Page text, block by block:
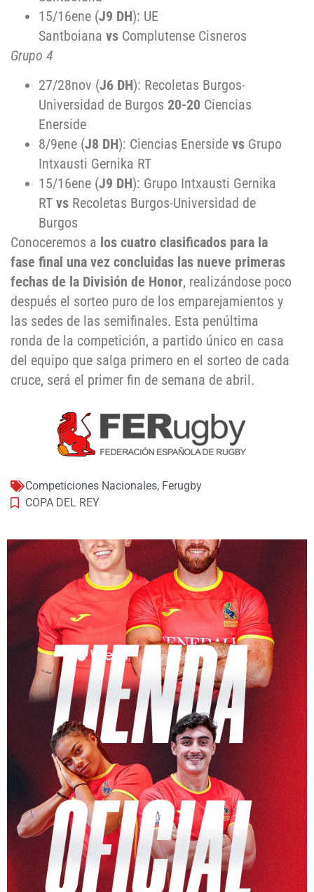
15/16ene (J9 DH): UE
Santboiana vs Complutense Cisneros
Grupo 4
27/28nov (J6 DH): Recoletas Burgos-
Universidad de Burgos 20-20 Ciencias
Enerside
8/9ene (J8 DH): Ciencias Enerside vs Grupo
Intxausti Gernika RT
15/16ene (J9 DH): Grupo Intxausti Gernika
RT vs Recoletas Burgos-Universidad de
Burgos
Conoceremos a los cuatro clasificados para la
fase final una vez concluidas las nueve primeras
fechas de la División de Honor, realizándose poco
después el sorteo puro de los emparejamientos y
las sedes de las semifinales. Esta penúltima
ronda de la competición, a partido único en casa
del equipo que salga primero en el sorteo de cada
cruce, será el primer fin de semana de abril.
Competiciones Nacionales, Ferugby
COPA DEL REY